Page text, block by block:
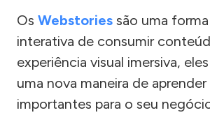
Os Webstories são uma
interativa de consumir
experiência visual imersiva,
uma nova maneira de
importantes para o seu